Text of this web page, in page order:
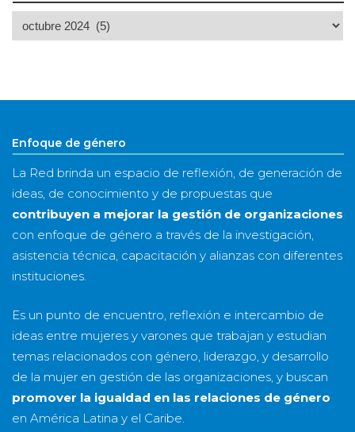
Archivo
por
año
Enfoque de género
La Red brinda un espacio de reflexión, de generación de
ideas, de conocimiento y de propuestas que
contribuyen a mejorar la gestión de organizaciones
con enfoque de género a través de la investigación,
asistencia técnica, capacitación y alianzas con diferentes
instituciones.
Es un punto de encuentro, reflexión e intercambio de
ideas entre mujeres y varones que trabajan y estudian
temas relacionados con género, liderazgo, y desarrollo
de la mujer en gestión de las organizaciones, y buscan
promover la igualdad en las relaciones de género
en América Latina y el Caribe.